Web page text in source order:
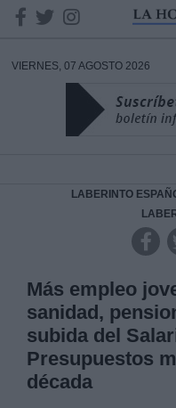
VIERNES, 07 AGOSTO 2026
LABERINTO
Más empleo
sanidad,
subida del
Presupuestos
década
DATOS
Responsable:
Legitimación:
Destinatarios: